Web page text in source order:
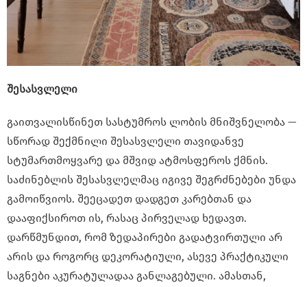
შესასვლელი
გაითვალისწინეთ სასტუმროს ლობის მნიშვნელობა —
სწორად შექმნილი შესასვლელი თავიდანვე
სტუმართმოყვარე და მშვიდ ატმოსფეროს ქმნის.
საძინებლის შესასვლელმაც იგივე შეგრძნებები უნდა
გამოიწვიოს. შეეცადეთ დადგეთ კარებთან და
დააფიქსიროთ ის, რასაც პირველად ხედავთ.
დარწმუნდით, რომ ზედაპირები გადატვირთული არ
არის და როგორც დეკორატიული, ასევე პრაქტიკული
საგნები აკურატულადაა განლაგებული. ამასთან,